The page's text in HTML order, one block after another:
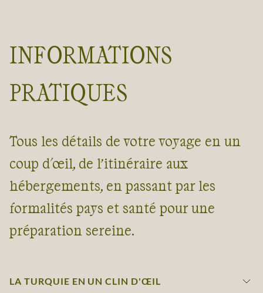
INFORMATIONS
PRATIQUES
Tous les détails de votre voyage en un
coup d'œil, de l’itinéraire aux
hébergements, en passant par les
formalités pays et santé pour une
préparation sereine.
LA TURQUIE EN UN CLIN D'ŒIL